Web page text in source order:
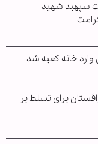
سپهبد شهید
خانه کعبه شد
برای تسلط بر